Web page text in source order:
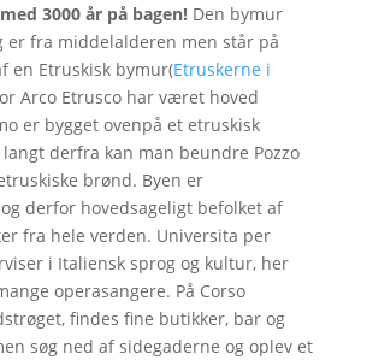
3000 år på bagen!Den bymur
er fra middelalderen men står på
en Etruskisk bymur(Etruskerne i
Arco Etrusco har været hoved
er bygget ovenpå et etruskisk
derfra kan man beundre Pozzo
brønd. Byen er
derfor hovedsageligt befolket af
fra hele verden. Universita per
i Italiensk sprog og kultur, her
operasangere. På Corso
findes fine butikker, bar og
søg ned af sidegaderne og oplev et